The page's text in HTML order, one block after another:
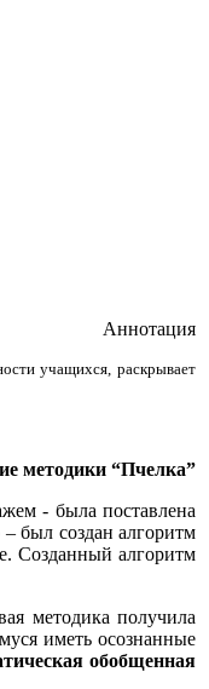
Аннотация
учащихся, раскрывает
методики “Пчелка”
- была поставлена
был создан алгоритм
Созданный алгоритм
методика получила
иметь осознанные
обобщенная